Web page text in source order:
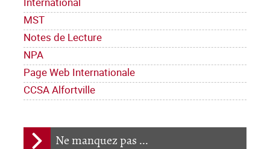
MST
Notes de Lecture
NPA
Page Web Internationale
CCSA Alfortville
Ne manquez pas ...